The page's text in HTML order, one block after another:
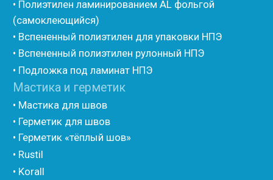
• Мат из вспененного полиэтилена Тепофол
• Трубная изоляция из вспененного полиэтилена
Тилит
Порилекс
• Трубная изоляция из вспененного полиэтилена
Изотом
• Шнур базальтовый теплоизоляционный
• Компенсационный мат вспененного полиэтилена
• Утеплитель для труб из вспененного полиэтилена
• Уплотнительный шнур HOT ROD XL
• ПСУЛ
• Дихтунгсбанд